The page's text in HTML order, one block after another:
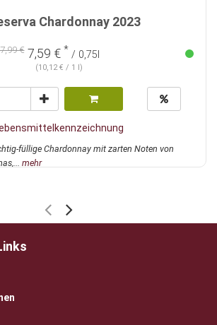
Chardonnay 2023
7,99 €7,59 € * / 0,75l
(10,12 € / 1 l)
füllige Chardonnay mit zarten Noten von
mehr